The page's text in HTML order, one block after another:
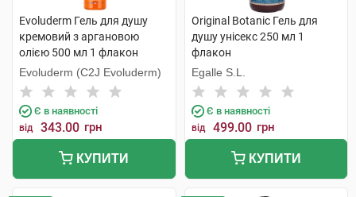
Evoluderm Гель для душу
кремовий з аргановою
олією 500 мл 1 флакон
Evoluderm (C2J Evoluderm)
Є в наявності
від 343.00 грн
КУПИТИ
Original Botanic Гель для
душу унісекс 250 мл 1
флакон
Egalle S.L.
Є в наявності
від 499.00 грн
КУПИТИ